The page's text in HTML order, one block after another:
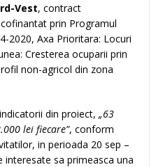
Vest, contract
prin Programul
2020, Axa Prioritara: Locuri
Cresterea ocuparii prin
non-agricol din zona
din proiect, „63
lei fiecare”, conform
in perioada 20 sep –
interesate sa primeasca una